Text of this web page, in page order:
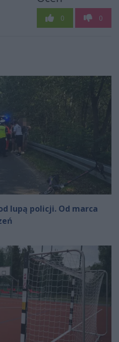
0 0
lupą policji. Od marca